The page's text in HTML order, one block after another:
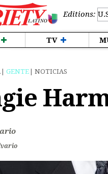
Editions:
TV
GENTE NOTICIAS